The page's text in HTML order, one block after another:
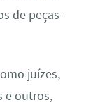
de peças-
juízes,
e outros,